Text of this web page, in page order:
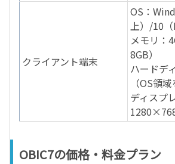
クライアント端末
OS：
上）/10（
メモリ：
8GB）
ハードデ
（OS領
ディスプ
OBIC7の価格・料金プラン